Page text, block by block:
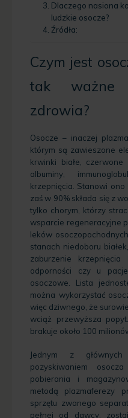
Dlaczego nasiona
ludzkie osocze?
Źródła:
Czym jest
tak ważne
zdrowia?
Osocze – inaczej
którym są zawieszone
krwinki białe,
albuminy,
krzepnięcia. Stanowi ono
zaś w 90% składa się z
tylko chorym, którzy
wsparcie regeneracyjne
leków
stanach niedoboru
zaburzenie
odporności czy u
osoczowe. Lista
można wykorzystać
więc dziwnego, że
wciąż przewyższa
brakuje około 100
Jednym z
pozyskiwaniem
pobierania i
metodą plazmaferezy
sprzętu zwanego
pełnej od dawcy,